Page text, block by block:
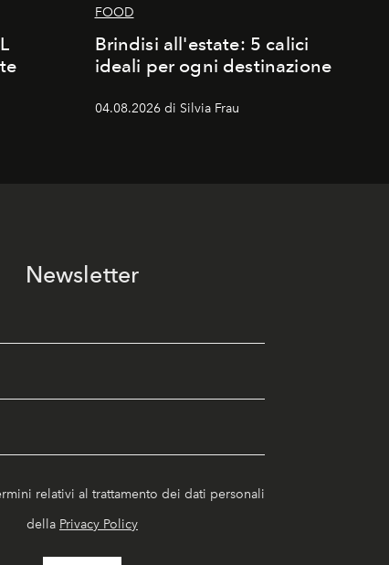
FOOD
Brindisi all'estate: 5 calici
ideali per ogni destinazione
04.08.2026 di Silvia Frau
Newsletter
relativi al trattamento dei dati personali
della Privacy Policy